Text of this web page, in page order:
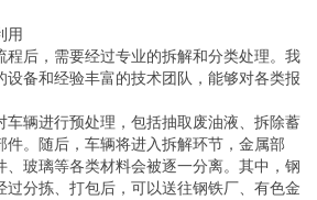
用
程后，需要经过专业的拆解和分类处理。我
设备和经验丰富的技术团队，能够对各类报
车辆进行预处理，包括抽取废油液、拆除蓄
件。随后，车辆将进入拆解环节，金属部
、玻璃等各类材料会被逐一分离。其中，钢
过分拣、打包后，可以送往钢铁厂、有色金